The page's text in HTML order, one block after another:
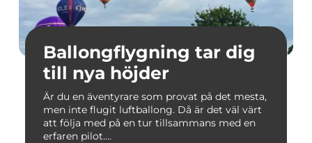
Ballongflygning tar dig
till nya höjder
Är du en äventyrare som provat på det mesta,
men inte flugit luftballong. Då är det väl värt
att följa med på en tur tillsammans med en
erfaren pilot....